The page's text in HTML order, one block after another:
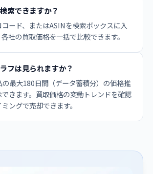
索できますか？
ード、またはASINを検索ボックスに入
社の買取価格を一括で比較できます。
フは見られますか？
の最大180日間（データ蓄積分）の価格推
きます。買取価格の変動トレンドを確認
ングで売却できます。